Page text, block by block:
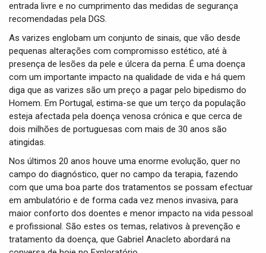
entrada livre e no cumprimento das medidas de segurança
recomendadas pela DGS.
As varizes englobam um conjunto de sinais, que vão desde
pequenas alterações com compromisso estético, até à
presença de lesões da pele e úlcera da perna. É uma doença
com um importante impacto na qualidade de vida e há quem
diga que as varizes são um preço a pagar pelo bipedismo do
Homem. Em Portugal, estima-se que um terço da população
esteja afectada pela doença venosa crónica e que cerca de
dois milhões de portuguesas com mais de 30 anos são
atingidas.
Nos últimos 20 anos houve uma enorme evolução, quer no
campo do diagnóstico, quer no campo da terapia, fazendo
com que uma boa parte dos tratamentos se possam efectuar
em ambulatório e de forma cada vez menos invasiva, para
maior conforto dos doentes e menor impacto na vida pessoal
e profissional. São estes os temas, relativos à prevenção e
tratamento da doença, que Gabriel Anacleto abordará na